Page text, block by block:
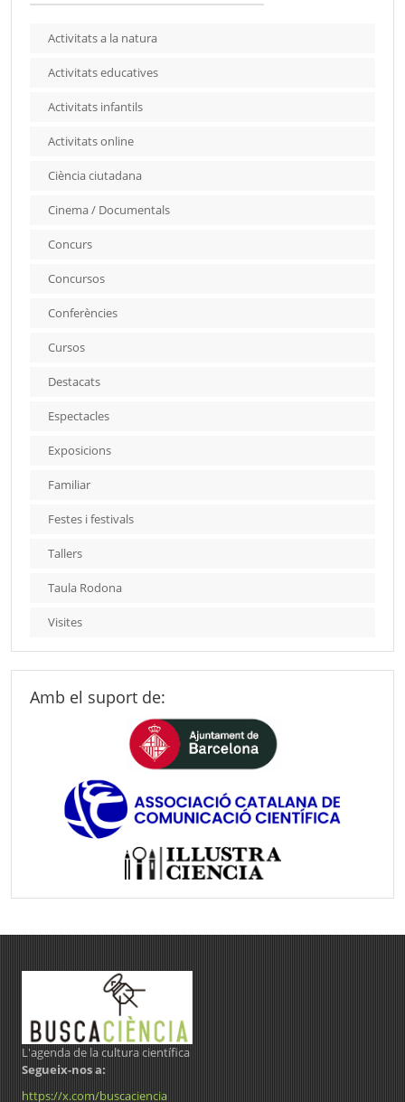
Activitats a la natura
Activitats educatives
Activitats infantils
Activitats online
Ciència ciutadana
Cinema / Documentals
Concurs
Concursos
Conferències
Cursos
Destacats
Espectacles
Exposicions
Familiar
Festes i festivals
Tallers
Taula Rodona
Visites
Amb el suport de:
L'agenda de la cultura científica
Segueix-nos a:
https://x.com/buscaciencia